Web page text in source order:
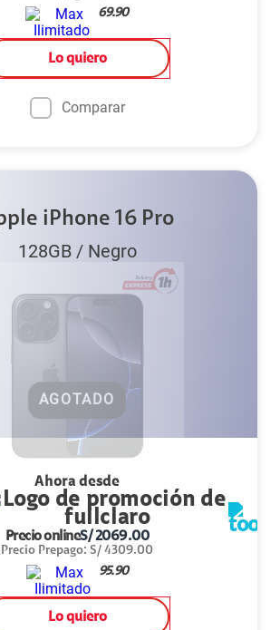
69.90
Lo quiero
Comparar
iPhone 16 Pro
128GB/ Negro
AGOTADO
Ahora desde
Precio onlineS/2069.00
Precio Prepago: S/ 4309.00
95.90
Lo quiero